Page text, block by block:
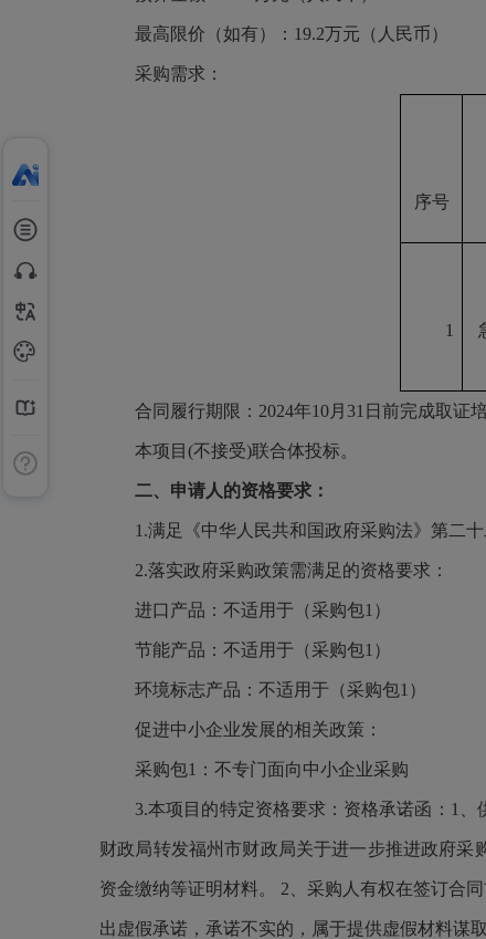
最高限价（如有）： 19.2万元（人民币）
采购需求：
序号
1
合同履行期限： 2024年10月31日前完成取证
本项目 (不接受)联合体投标。
二、申请人的资格要求：
1.满足《中华人民共和国政府采购法》第二十
2.落实政府采购政策需满足的资格要求：
进口产品：不适用于（采购包1）
节能产品：不适用于（采购包1）
环境标志产品：不适用于（采购包1）
促进中小企业发展的相关政策：
采购包1：不专门面向中小企业采购
3.本项目的特定资格要求：资格承诺函：1
财政局转发福州市财政局关于进一步推进政府采
资金缴纳等证明材料。 2、采购人有权在签订合
出虚假承诺，承诺不实的，属于提供虚假材料谋